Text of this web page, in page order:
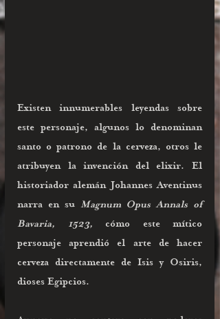
Existen innumerables leyendas sobre
este personaje, algunos lo denominan
santo o patrono de la cerveza, otros le
atribuyen la invención del elixir. El
historiador alemán Johannes Aventinus
narra en su Magnum Opus Annals of
Bavaria, 1523, cómo este mítico
personaje aprendió el arte de hacer
cerveza directamente de Isis y Osiris,
dioses Egipcios.